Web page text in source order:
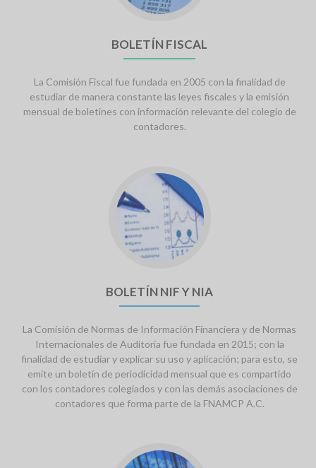
BOLETÍN FISCAL
La Comisión Fiscal fue fundada en 2005 con la finalidad de
estudiar de manera constante las leyes fiscales y la emisión
mensual de boletines con información relevante del colegio de
contadores.
Go
to
Boletín
Nif
BOLETÍN NIF Y NIA
La Comisión de Normas de Información Financiera y de Normas
Internacionales de Auditoría fue fundada en 2015; con la
finalidad de estudiar y explicar su uso y aplicación; para esto, se
emite un boletín de periodicidad mensual que es compartido
con los contadores colegiados y con las demás asociaciones de
contadores que forma parte de la FNAMCP A.C.
Go